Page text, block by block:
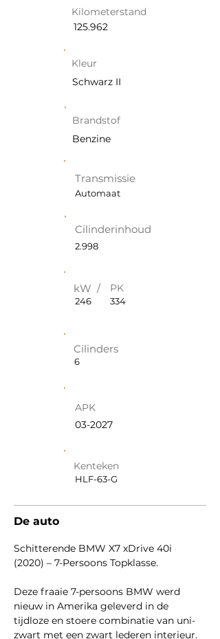
Kilometerstand
125.962
Kleur
Schwarz II
Brandstof
Benzine
Transmissie
Automaat
Cilinderinhoud
2.998
kW / PK
246 334
Cilinders
6
APK
03-2027
Kenteken
HLF-63-G
De auto
Schitterende BMW X7 xDrive 40i
(2020) – 7-Persoons Topklasse.
Deze fraaie 7-persoons BMW werd
nieuw in Amerika geleverd in de
tijdloze en stoere combinatie van uni-
zwart met een zwart lederen interieur.